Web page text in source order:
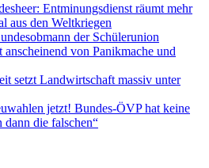
Entminungsdienst räumt mehr
aus den Weltkriegen
der Schülerunion
von Panikmache und
setzt Landwirtschaft massiv unter
jetzt! Bundes-ÖVP hat keine
die falschen“